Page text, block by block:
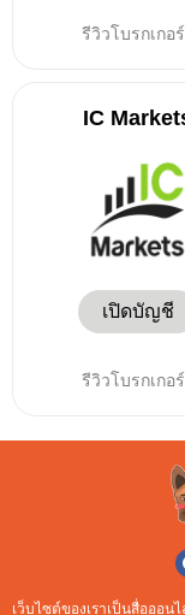
รีวิวโบรกเกอร์
IC
เปิดบัญชี
รีวิวโบรกเกอร์
เว็บไซต์ของเราเป็นสื่อออน